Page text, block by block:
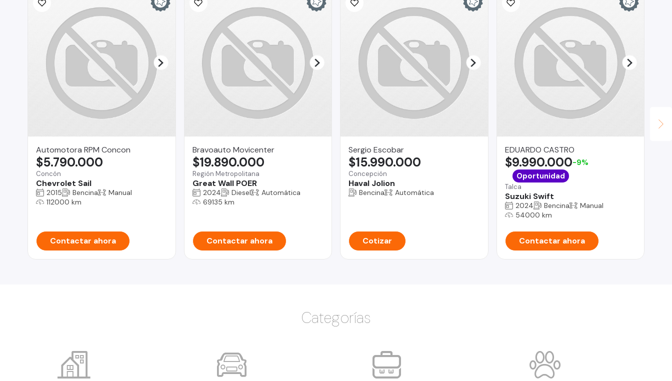
Automotora RPM Concon
Concón
Chevrolet Sail
$5.790.000
2015 Bencina
Manual
112000 km
Contactar ahora
Bravoauto Movicenter
Región Metropolitana
Great Wall POER
$19.890.000
2024 Diesel
Automática
69135 km
Contactar ahora
Sergio Escobar
Concepción
Haval Jolion
$15.990.000
Bencina Automática
Cotizar
EDUARDO CASTRO
Talca
Suzuki Swift
$9.990.000-9%
Oportunidad
2024 Bencina
Manual
54000 km
Contactar ahora
Categorías